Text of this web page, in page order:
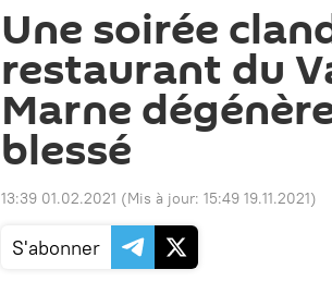
Une soirée
restaurant du
Marne
blessé
13:39 01.02.2021 (Mis à jour: 15:49 19.11.2021)
S'abonner